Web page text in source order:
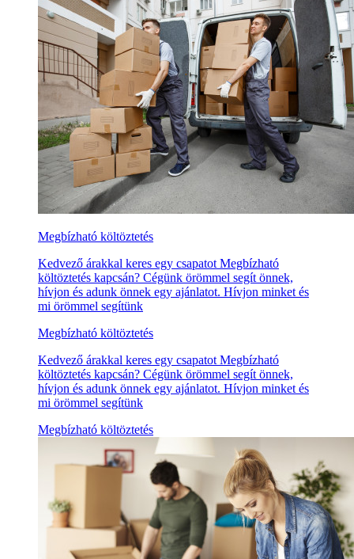
Megbízható költöztetés
Kedvező árakkal keres egy csapatot Megbízható
költöztetés kapcsán? Cégünk örömmel segít önnek,
hívjon és adunk önnek egy ajánlatot. Hívjon minket és
mi örömmel segítünk
Megbízható költöztetés
Kedvező árakkal keres egy csapatot Megbízható
költöztetés kapcsán? Cégünk örömmel segít önnek,
hívjon és adunk önnek egy ajánlatot. Hívjon minket és
mi örömmel segítünk
Megbízható költöztetés